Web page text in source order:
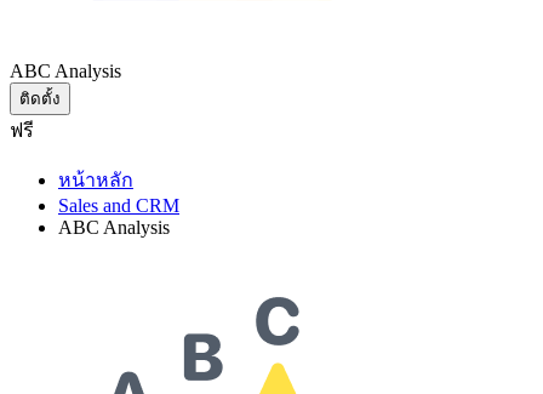
ABC Analysis
ติดตั้ง
ฟรี
หน้าหลัก
Sales and CRM
ABC Analysis